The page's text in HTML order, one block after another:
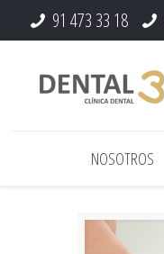
91 473 33 18
NOSOTROS